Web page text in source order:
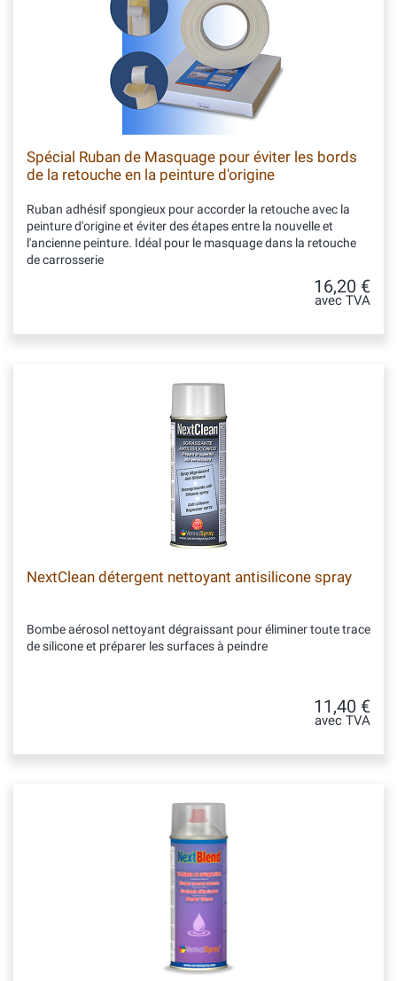
Spécial Ruban de Masquage pour éviter les bords
de la retouche en la peinture d'origine
Ruban adhésif spongieux pour accorder la retouche avec la
peinture d'origine et éviter des étapes entre la nouvelle et
l'ancienne peinture. Idéal pour le masquage dans la retouche
de carrosserie
16,20 €
avec TVA
NextClean détergent nettoyant antisilicone spray
Bombe aérosol nettoyant dégraissant pour éliminer toute trace
de silicone et préparer les surfaces à peindre
11,40 €
avec TVA